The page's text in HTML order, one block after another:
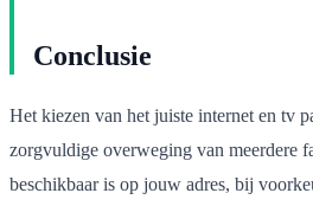
Conclusie
Het kiezen van het juiste internet en tv
zorgvuldige overweging van meerdere
beschikbaar is op jouw adres, bij